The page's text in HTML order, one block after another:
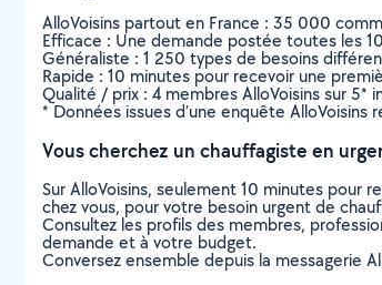
AlloVoisins partout en France : 35 000
Efficace : Une demande postée toutes les
Généraliste : 1 250 types de besoins
Rapide : 10 minutes pour recevoir une
Qualité / prix : 4 membres AlloVoisins sur 5*
* Données issues d’une enquête
Vous cherchez un chauffagiste en
Sur AlloVoisins, seulement 10 minutes
chez vous, pour votre besoin urgent de
Consultez les profils des membres,
demande et à votre budget.
Conversez ensemble depuis la messagerie